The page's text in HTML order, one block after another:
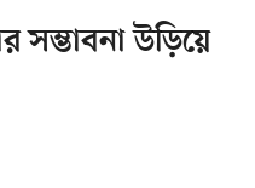
সম্ভাবনা উড়িয়ে